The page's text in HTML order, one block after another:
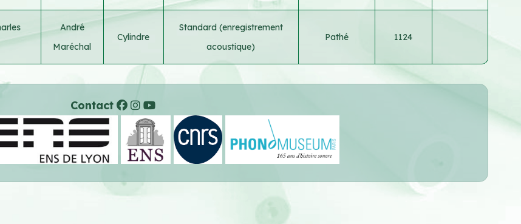
André
Maréchal
Cylindre
Standard (enregistrement
acoustique)
Pathé 1124
Contact